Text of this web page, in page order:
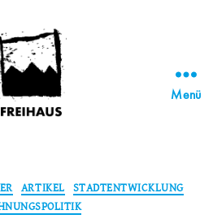
STATTBAU
HAMBURG
Menü
Kategorien
ARTIKEL
STADTENTWICKLUNG